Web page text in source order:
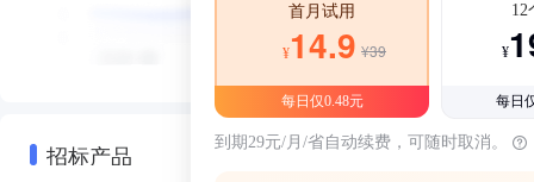
招标产品
首月试用
¥14.9 ¥39
每日仅0.48元
12
¥
每日
到期29元/月/省自动续费，可随时取消。